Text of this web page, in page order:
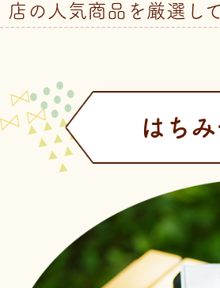
店の人気商品を厳選し
はち